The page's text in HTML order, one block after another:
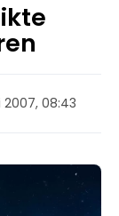
08:43